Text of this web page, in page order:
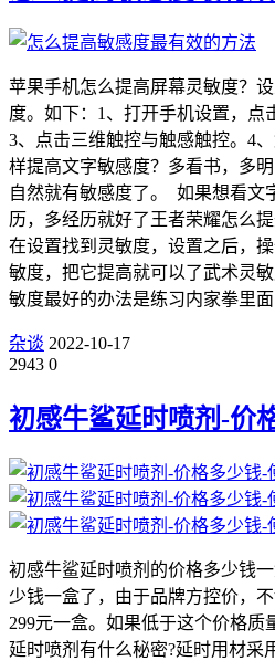
苹果手机怎么提高屏幕灵敏度？
度。如下：1、打开手机设置，点
3、点击三维触控与触感触控。4
样提高文字敏感度？多看书，多
自然就有敏感度了。 如果想看文
历，多经历就好了王者荣耀怎么
在设置找到灵敏度，设置之后，
敏度，把它提高就可以了武术
敏度最好的办法是练习内家拳里
杂谈 2022-10-17
2943 0
初感牛鲨延时喷剂-价
初感牛鲨延时喷剂的价格多少钱
少钱一盒了，由于品牌方控价，
299元一盒。如果低于这个价格质
延时喷剂有什么秘密?延时用材采